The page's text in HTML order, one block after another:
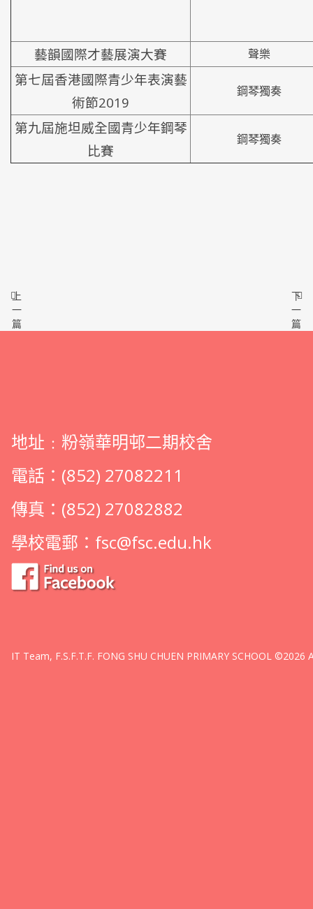
藝韻國際才藝展演大賽 聲樂
第七屆香港國際青少年表演藝
術節2019
鋼琴獨奏
第九屆施坦威全國青少年鋼琴
比賽
鋼琴獨奏
上
一
篇
下
一
篇
地址﹕粉嶺華明邨二期校舍
電話：(852) 27082211
傳真：(852) 27082882
學校電郵： fsc@fsc.edu.hk
IT Team, F.S.F.T.F. FONG SHU CHUEN PRIMARY SCHOOL ©2026